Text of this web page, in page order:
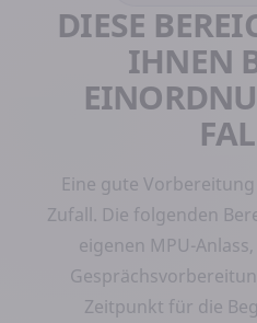
DIESE
IHNEN
Eine gute
Zufall. Die folgenden
eigenen MPU-
Zeitpunkt für die